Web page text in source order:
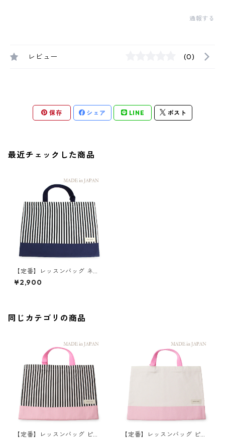
通報する
レビュー (0)
保存 シェア LINE ポスト
最近チェックした商品
【定番】レッスンバッグ ネイ
ビー×ストライプ 縦30cm×横
40cm
¥2,900
同じカテゴリの商品
【定番】レッスンバッグ ピン 【定番】レッスンバッグ ピン